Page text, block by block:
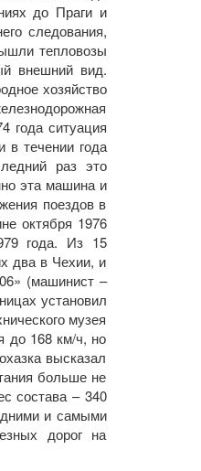
до Праги и
следования,
тепловозы
внешний вид.
хозяйство
года ситуация
в течении года
раз это
эта машина и
поездов в
октября 1976
года. Из 15
два в Чехии, и
(машинист –
установил
музея
до 168 км/ч, но
высказал
больше не
состава – 340
и самыми
дорог на